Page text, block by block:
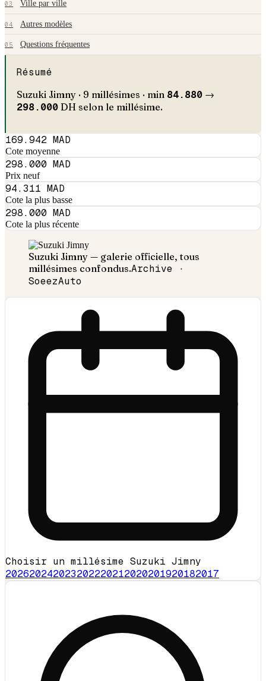
03 Ville par ville
04 Autres modèles
05 Questions fréquentes
Résumé
Suzuki Jimny· 9 millésimes · min 84.880 →
298.000 DH selon le millésime.
169.942 MAD
Cote moyenne
298.000 MAD
Prix neuf
94.311 MAD
Cote la plus basse
298.000 MAD
Cote la plus récente
Suzuki Jimny — galerie officielle, tous
millésimes confondus.Archive ·
SoeezAuto
Choisir un millésime Suzuki Jimny
202620242023202220212020201920182017